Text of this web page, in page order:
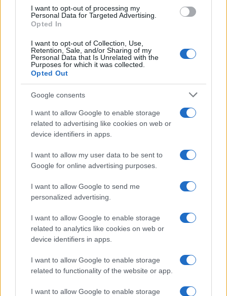
I want to opt-out of processing my
Personal Data for Targeted Advertising.
Opted In
I want to opt-out of Collection, Use,
Retention, Sale, and/or Sharing of my
Personal Data that Is Unrelated with the
Purposes for which it was collected.
Opted Out
Google consents
I want to allow Google to enable storage
related to advertising like cookies on web or
device identifiers in apps.
I want to allow my user data to be sent to
Google for online advertising purposes.
I want to allow Google to send me
personalized advertising.
I want to allow Google to enable storage
related to analytics like cookies on web or
device identifiers in apps.
I want to allow Google to enable storage
related to functionality of the website or app.
I want to allow Google to enable storage
giardini, evitare repellenti improvvisati o dispositivi
pericolosi; privilegiare soluzioni passive, come
chiusure efficaci e gestione attenta dei residui
organici.
Verso una convivenza responsabile
è un indicatore della
permeabilità ecologica della città. Con pochi
accorgimenti—niente cibo
guinzagli corti, segnalazioni puntuali—si riducono
rischi e tensioni, migliorando la sicurezza di
unita a regole locali chiare e alla cura degli spazi
meno intrusioni, più equilibrio. La strada più
efficace è la prevenzione quotidiana, discreta e
evento gestibile e non in un problema ricorrente.